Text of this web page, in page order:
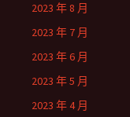
2023 年 8 月
2023 年 7 月
2023 年 6 月
2023 年 5 月
2023 年 4 月